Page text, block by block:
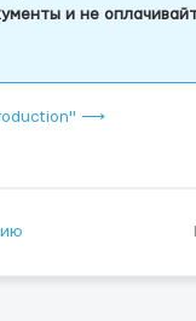
и не
⟶